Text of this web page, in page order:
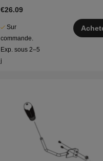
€26.09
Sur
commande.
Exp. sous 2–5
j